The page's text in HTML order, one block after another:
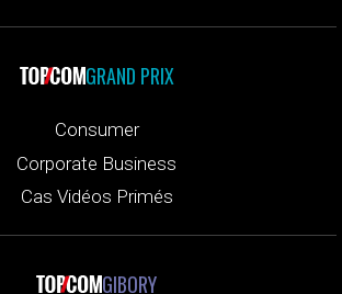
GRAND PRIX
Consumer
Corporate Business
Cas Vidéos Primés
GIBORY